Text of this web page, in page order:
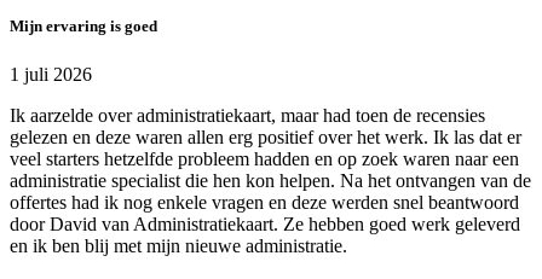
Mijn ervaring is goed
1 juli 2026
Ik aarzelde over administratiekaart, maar had toen de recensies
gelezen en deze waren allen erg positief over het werk. Ik las dat er
veel starters hetzelfde probleem hadden en op zoek waren naar een
administratie specialist die hen kon helpen. Na het ontvangen van de
offertes had ik nog enkele vragen en deze werden snel beantwoord
door David van Administratiekaart. Ze hebben goed werk geleverd
en ik ben blij met mijn nieuwe administratie.